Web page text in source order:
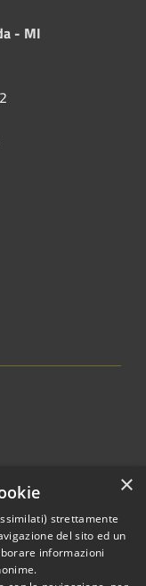
- MI
×
strettamente
del sito ed un
informazioni